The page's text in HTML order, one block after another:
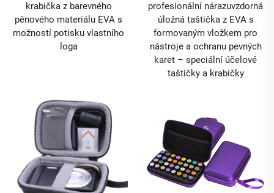
krabička z barevného
pěnového materiálu EVA s
možností potisku vlastního
loga
profesionální nárazuvzdorná
úložná taštička z EVA s
formovaným vložkem pro
nástroje a ochranu pevných
karet – speciální účelové
taštičky a krabičky